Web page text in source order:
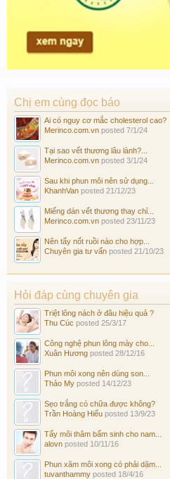
Chị em cùng đọc báo
Ai có nguy cơ mắc cholesterol cao?
Merinco.com.vn posted 7/1/24
Tại sao vết thương lâu lành?...
Merinco.com.vn posted 3/1/24
Sau khi phun môi nên sử dụng...
KhanhVan posted 21/12/23
Miếng dán vết thương thay chỉ...
Merinco.com.vn posted 23/11/23
Nên tẩy nốt ruồi nào cho hợp...
Chuyên gia tư vấn posted 21/10/23
Hỏi đáp cùng chuyên gia
Triệt lông nách ở đâu hiệu quả ?
Thu Cúc posted 25/3/17
Công nghệ phun lông mày cho...
Xuân Hương posted 28/12/16
Phun môi xong nên dùng son...
Thảo My posted 14/12/23
Sẹo trắng có chữa được không?
Trần Hoàng Hiếu posted 13/9/23
Tẩy môi thâm bẩm sinh cho nam...
alovn posted 10/11/16
Phun xăm môi xong có phải dặm...
tuvanthammy posted 18/4/16